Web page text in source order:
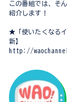
この番組では、そ
紹介します！
★「使いたくなる
新】
http://